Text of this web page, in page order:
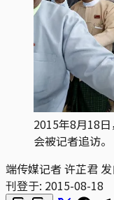
2015年8月18
会被记者追访。
端传媒记者 许芷君
刊登于: 2015-08-18